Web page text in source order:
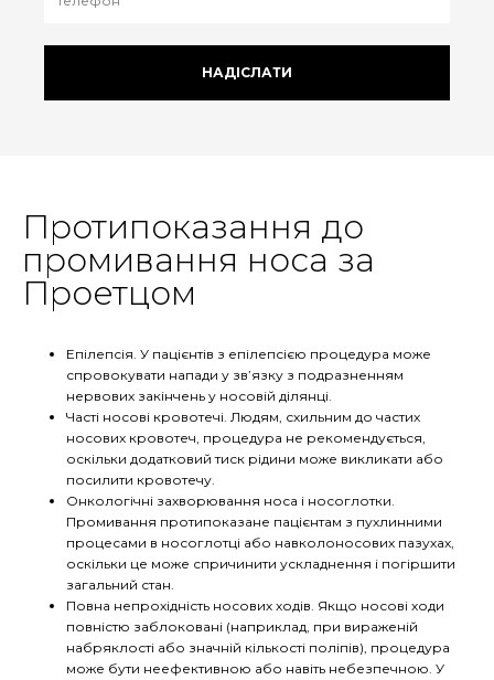
НАДІСЛАТИ
Протипоказання до
промивання носа за
Проетцом
Епілепсія. У пацієнтів з епілепсією процедура може
спровокувати напади у зв’язку з подразненням
нервових закінчень у носовій ділянці.
Часті носові кровотечі. Людям, схильним до частих
носових кровотеч, процедура не рекомендується,
оскільки додатковий тиск рідини може викликати або
посилити кровотечу.
Онкологічні захворювання носа і носоглотки.
Промивання протипоказане пацієнтам з пухлинними
процесами в носоглотці або навколоносових пазухах,
оскільки це може спричинити ускладнення і погіршити
загальний стан.
Повна непрохідність носових ходів. Якщо носові ходи
повністю заблоковані (наприклад, при вираженій
набряклості або значній кількості поліпів), процедура
може бути неефективною або навіть небезпечною. У